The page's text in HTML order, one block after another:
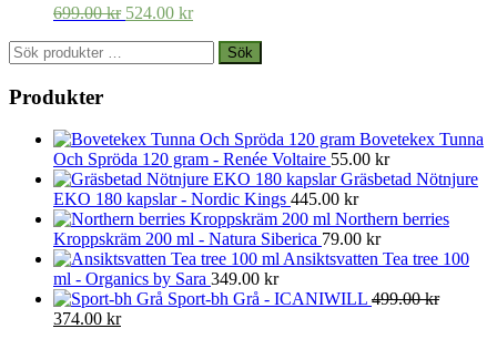
699.00kr Det
524.00 krDet
priset
Sök
efter:
Sök
Produkter
Bovetekex Tunna
Och Spröda 120 gram - Renée Voltaire 55.00 kr
Gräsbetad Nötnjure
EKO 180 kapslar - Nordic Kings 445.00 kr
Northern berries
Kroppskräm 200 ml - Natura Siberica 79.00 kr
Ansiktsvatten Tea tree 100
ml - Organics by Sara 349.00 kr
Sport-bh Grå - ICANIWILL 499.00kr
Det
374.00 krDet